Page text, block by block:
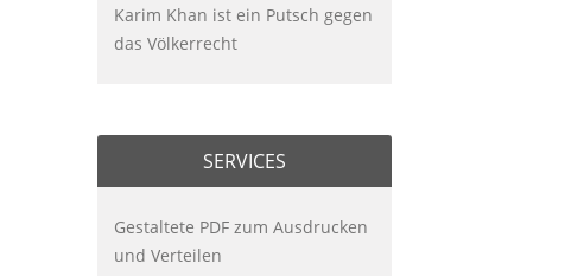
Karim Khan ist ein Putsch gegen
das Völkerrecht
SERVICES
Gestaltete PDF zum Ausdrucken
und Verteilen